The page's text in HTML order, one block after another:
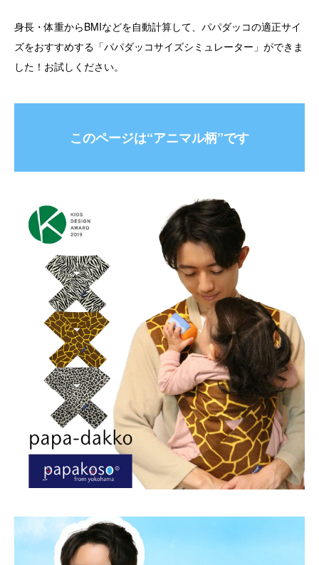
身長・体重からBMIなどを自動計算して、パパダッコの適正サイ
ズをおすすめする「パパダッコサイズシミュレーター」ができま
した！お試しください。
このページは“アニマル柄”です